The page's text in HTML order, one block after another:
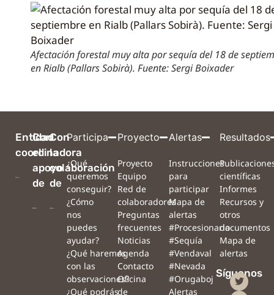
Afectación forestal muy alta por sequía del 18 de
en Rialb (Pallars Sobirà). Fuente: Sergi Boixader
Entidad
coordinadora
Con
el
apoyo
de
Con
la
colaboración
de
Participa
¿Qué
queremos
conseguir?
¿Cómo
nos
puedes
ayudar?
¿Qué haremos
con las
observaciones?
¿Qué podrás
Proyecto
Proyecto
Equipo
Red de
colaboradores
Preguntas
frecuentes
Noticias
Agenda
Contacto
Oficina
de
Alertas
Instrucciones
para
participar
Mapa de
alertas
#Procesionaria
#Sequía
#Vendaval
#Nevada
#Orugaboj
Alertas
Resultados
científicas
Informes
Recursos y
otros
documentos
Mapa de
alertas
Síguenos